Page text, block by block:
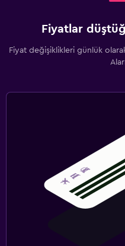
Fiyatlar
Fiyat değişiklikleri günlük